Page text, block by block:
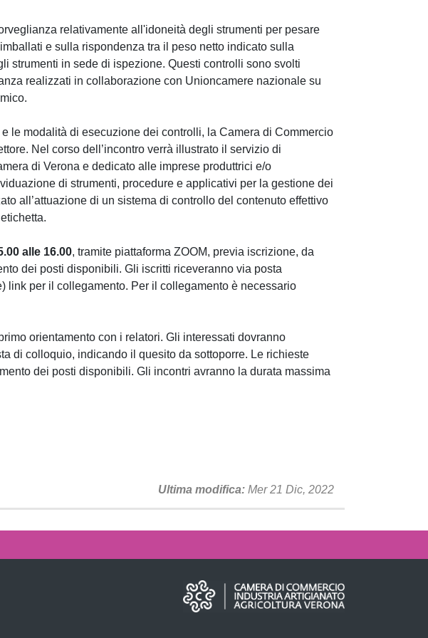
relativamente all'idoneità degli strumenti per pesare
e sulla rispondenza tra il peso netto indicato sulla
strumenti in sede di ispezione. Questi controlli sono svolti
realizzati in collaborazione con Unioncamere nazionale su
le modalità di esecuzione dei controlli, la Camera di Commercio
Nel corso dell’incontro verrà illustrato il servizio di
di Verona e dedicato alle imprese produttrici e/o
di strumenti, procedure e applicativi per la gestione dei
all’attuazione di un sistema di controllo del contenuto effettivo
alle 16.00, tramite piattaforma ZOOM, previa iscrizione, da
dei posti disponibili. Gli iscritti riceveranno via posta
link per il collegamento. Per il collegamento è necessario
orientamento con i relatori. Gli interessati dovranno
di colloquio, indicando il quesito da sottoporre. Le richieste
dei posti disponibili. Gli incontri avranno la durata massima
Ultima modifica Mer 21 Dic, 2022